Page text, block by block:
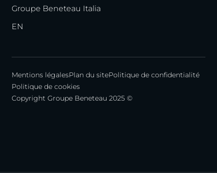
Groupe Beneteau Italia
EN
Mentions légalesPlan du sitePolitique de confidentialité
Politique de cookies
Copyright Groupe Beneteau 2025 ©